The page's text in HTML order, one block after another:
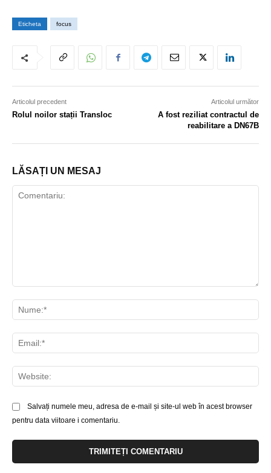
Eticheta focus
Articolul precedent
Rolul noilor stații Transloc
Articolul următor
A fost reziliat contractul de
reabilitare a DN67B
LĂSAȚI UN MESAJ
Salvați numele meu, adresa de e-mail și site-ul web în acest browser
pentru data viitoare i comentariu.